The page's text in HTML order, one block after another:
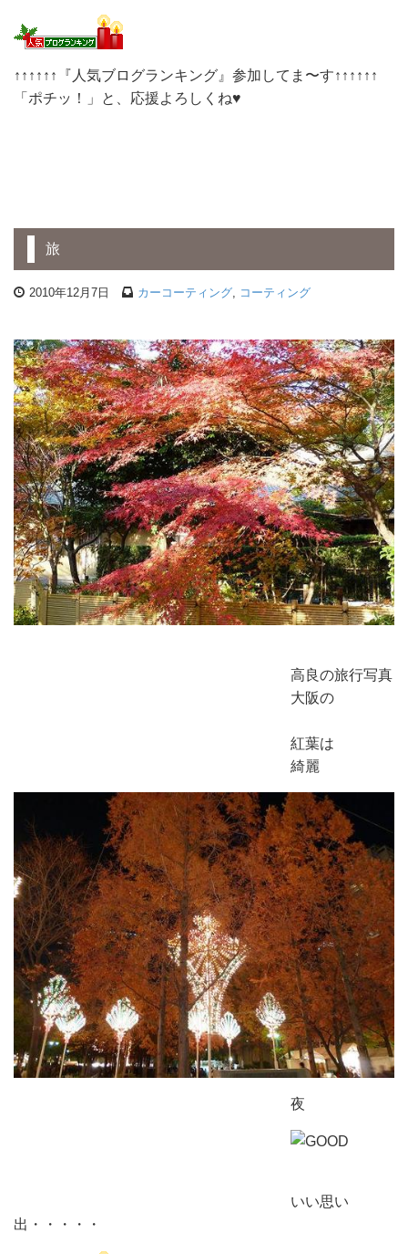
↑↑↑↑↑↑『人気ブログランキング』参加してま〜す↑↑↑↑↑↑
「ポチッ！」と、応援よろしくね♥
旅
2010年12月7日 カーコーティング コーティング
高良の旅行写真
大阪の
紅葉は
綺麗
夜
いい思い
出・・・・・